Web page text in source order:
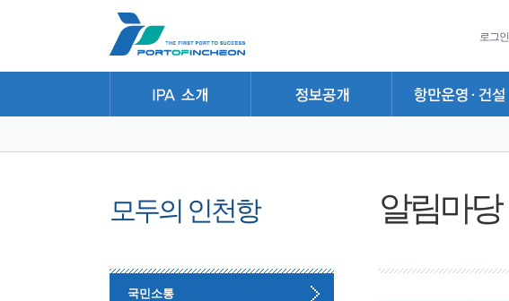
로그인
모두의 인천항
국민소통
알림마당